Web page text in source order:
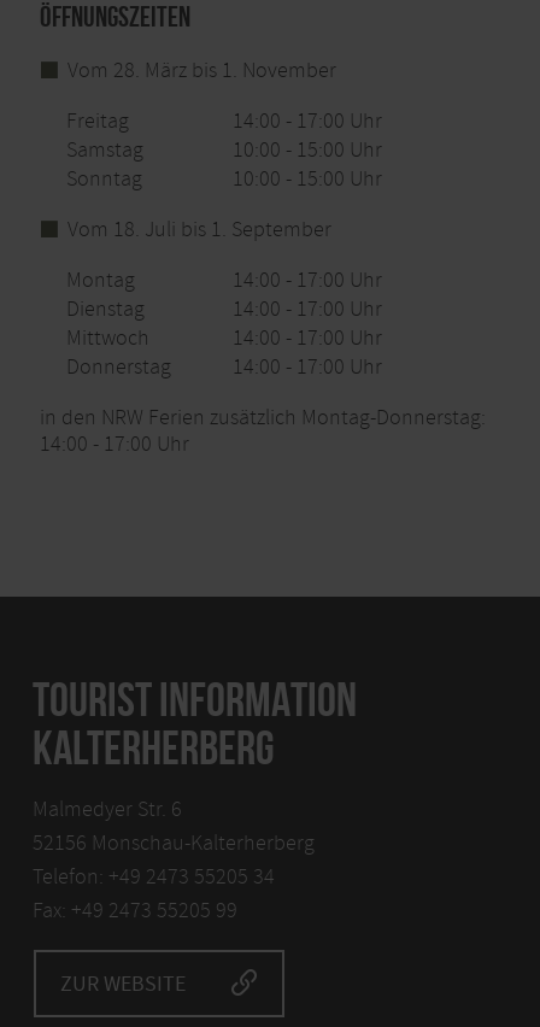
Öffnungszeiten
Vom 28. März bis 1. November
Freitag
14:00 - 17:00 Uhr
Samstag
10:00 - 15:00 Uhr
Sonntag
10:00 - 15:00 Uhr
Vom 18. Juli bis 1. September
Montag
14:00 - 17:00 Uhr
Dienstag
14:00 - 17:00 Uhr
Mittwoch
14:00 - 17:00 Uhr
Donnerstag
14:00 - 17:00 Uhr
in den NRW Ferien zusätzlich Montag-Donnerstag:
14:00 - 17:00 Uhr
TOURIST INFORMATION
KALTERHERBERG
Malmedyer Str. 6
52156 Monschau-Kalterherberg
Telefon: +49 2473 55205 34
Fax: +49 2473 55205 99
ZUR WEBSITE